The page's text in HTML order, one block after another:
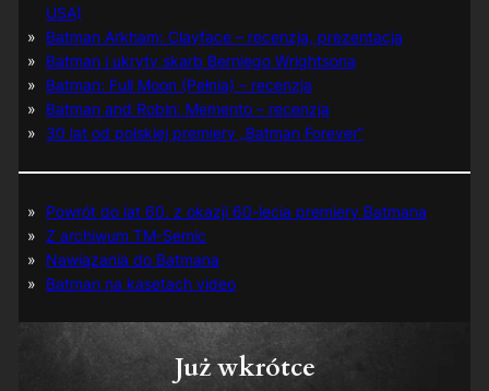
USA)
Batman Arkham: Clayface – recenzja, prezentacja
Batman i ukryty skarb Berniego Wrightsona
Batman: Full Moon (Pełnia) – recenzja
Batman and Robin: Memento – recenzja
30 lat od polskiej premiery „Batman Forever”
Powrót do lat 60. z okazji 60-lecia premiery Batmana
Z archiwum TM-Semic
Nawiązania do Batmana
Batman na kasetach video
Już wkrótce